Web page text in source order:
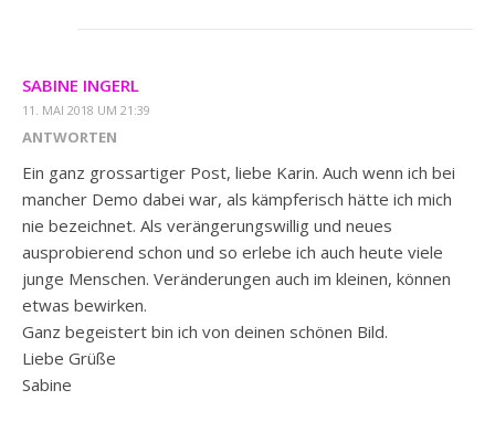
SABINE INGERL
11. MAI 2018 UM 21:39
ANTWORTEN
Ein ganz grossartiger Post, liebe Karin. Auch wenn ich bei
mancher Demo dabei war, als kämpferisch hätte ich mich
nie bezeichnet. Als verängerungswillig und neues
ausprobierend schon und so erlebe ich auch heute viele
junge Menschen. Veränderungen auch im kleinen, können
etwas bewirken.
Ganz begeistert bin ich von deinen schönen Bild.
Liebe Grüße
Sabine